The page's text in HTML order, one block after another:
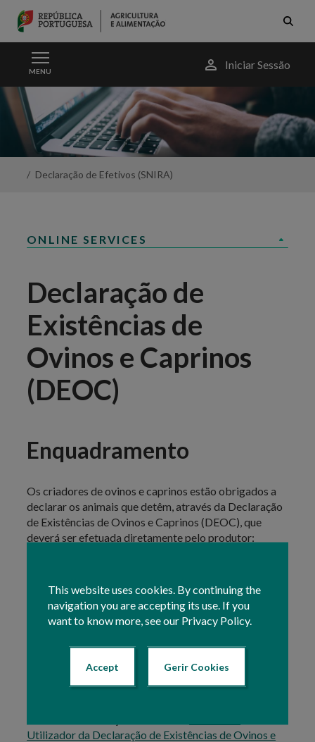
Skip to Main Content
MENU
MenuIniciar Sessão
Ovinos
Caprinos
Declaração
This website uses cookies. By continuing the
navigation you are accepting its use. If you
want to know more, see our Privacy Policy.
Accept Gerir Cookies
Declaração de Efetivos (SNIRA)
ONLINE SERVICES
Declaração de
Existências de
Ovinos e Caprinos
(DEOC)
Enquadramento
Os criadores de ovinos e caprinos estão obrigados a
declarar os animais que detêm, através da Declaração
de Existências de Ovinos e Caprinos (DEOC), que
deverá ser efetuada diretamente pelo produtor:
O Meu Processo » Exploração » Snira
» Declaração de Existências dos
Ovinos/Caprinos
nas Organizações de Agricultores Protocoladas
com o IFAP, numa dasSalas de
Atendimento
existentes para o efeito, ou
Serviços Veterinários Regionais
Utilizador da Declaração de Existências de Ovinos e